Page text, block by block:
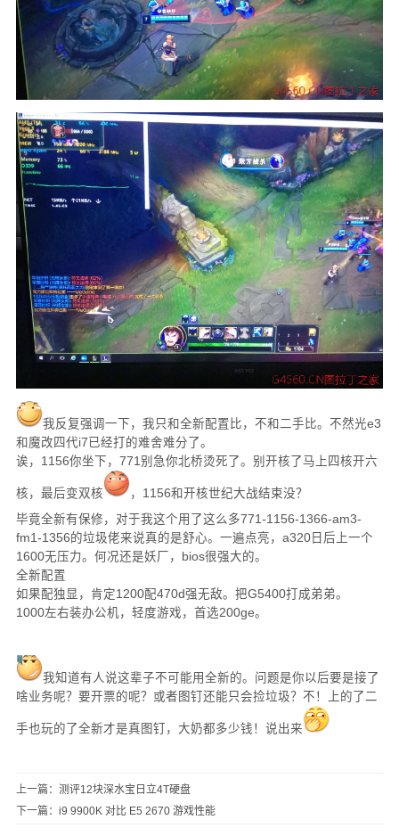
我反复强调一下，我只和全新配置比，不和二手比。不然光e3
和魔改四代i7已经打的难舍难分了。
诶，1156你坐下，771别急你北桥烫死了。别开核了马上四核开六
核，最后变双核
，1156和开核世纪大战结束没？
毕竟全新有保修，对于我这个用了这么多771-1156-1366-am3-
fm1-1356的垃圾佬来说真的是舒心。一遍点亮，a320日后上一个
1600无压力。何况还是妖厂，bios很强大的。
全新配置
如果配独显，肯定1200配470d强无敌。把G5400打成弟弟。
1000左右装办公机，轻度游戏，首选200ge。
我知道有人说这辈子不可能用全新的。问题是你以后要是接了
啥业务呢？要开票的呢？或者图钉还能只会捡垃圾？不！上的了二
手也玩的了全新才是真图钉，大奶都多少钱！说出来
上一篇： 测评12块深水宝日立4T硬盘
下一篇： i9 9900K 对比 E5 2670 游戏性能